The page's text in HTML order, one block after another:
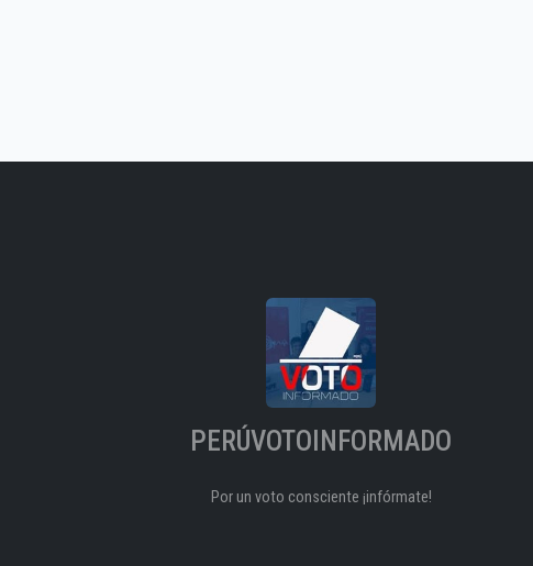
PERÚVOTOINFORMADO
Por un voto consciente ¡infórmate!